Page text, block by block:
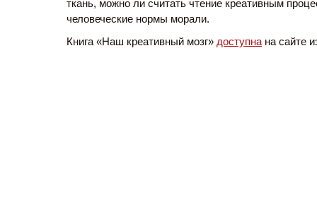
ткань, можно ли считать чтение креативным
человеческие нормы морали.
Книга «Наш креативный мозг» доступна на сайте